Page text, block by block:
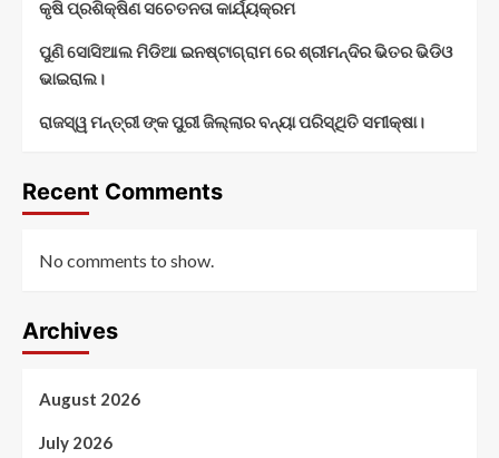
କୃଷି ପ୍ରଶିକ୍ଷିଣ ସଚେତନତା କାର୍ଯ୍ୟକ୍ରମ
ପୁଣି ସୋସିଆଲ ମିଡିଆ ଇନଷ୍ଟାଗ୍ରାମ ରେ ଶ୍ରୀମନ୍ଦିର ଭିତର ଭିଡିଓ
ଭାଇରାଲ।
ରାଜସ୍ୱ ମନ୍ତ୍ରୀ ଙ୍କ ପୁରୀ ଜିଲ୍ଲାର ବନ୍ୟା ପରିସ୍ଥିତି ସମୀକ୍ଷା।
Recent Comments
No comments to show.
Archives
August 2026
July 2026